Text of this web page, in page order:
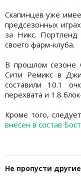
Скапинцев уже
предсезонных
за Никс. Портленд
своего фарм-клуба.
В прошлом сезоне
Сити Ремикс в
составили 10.1
перехвата и 1.8
Кроме того,
внесен в состав
Не пропусти